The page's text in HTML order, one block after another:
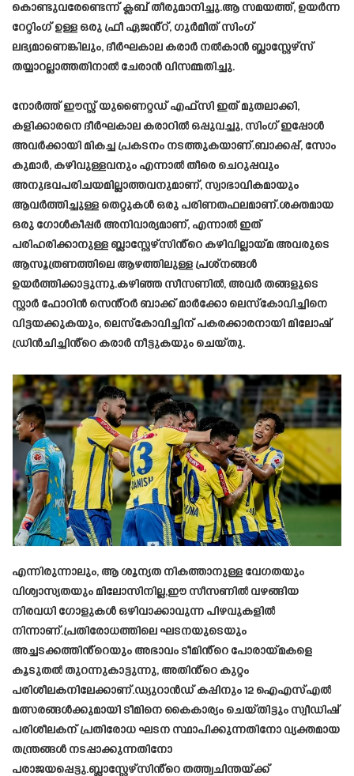
കൊണ്ടുവരേണ്ടെന്ന് ക്ലബ് തീരുമാനിച്ചു.ആ സമയത്ത്, ഉയർന്ന
റേറ്റിംഗ് ഉള്ള ഒരു ഫ്രീ ഏജൻ്റ്, ഗുർമീത് സിംഗ്
ലഭ്യമാണെങ്കിലും, ദീർഘകാല കരാർ നൽകാൻ ബ്ലാസ്റ്റേഴ്സ്
തയ്യാറല്ലാത്തതിനാൽ ചേരാൻ വിസമ്മതിച്ചു.
നോർത്ത് ഈസ്റ്റ് യുണൈറ്റഡ് എഫ്‌സി ഇത് മുതലാക്കി,
കളിക്കാരനെ ദീർഘകാല കരാറിൽ ഒപ്പുവച്ചു, സിംഗ് ഇപ്പോൾ
അവർക്കായി മികച്ച പ്രകടനം നടത്തുകയാണ്.ബാക്കപ്പ്, സോം
കുമാർ, കഴിവുള്ളവനും എന്നാൽ തീരെ ചെറുപ്പവും
അനുഭവപരിചയമില്ലാത്തവനുമാണ്, സ്വാഭാവികമായും
ആവർത്തിച്ചുള്ള തെറ്റുകൾ ഒരു പരിണതഫലമാണ്.ശക്തമായ
ഒരു ഗോൾകീപ്പർ അനിവാര്യമാണ്, എന്നാൽ ഇത്
പരിഹരിക്കാനുള്ള ബ്ലാസ്റ്റേഴ്സിൻ്റെ കഴിവില്ലായ്മ അവരുടെ
ആസൂത്രണത്തിലെ ആഴത്തിലുള്ള പ്രശ്നങ്ങൾ
ഉയർത്തിക്കാട്ടുന്നു.കഴിഞ്ഞ സീസണിൽ, അവർ തങ്ങളുടെ
സ്റ്റാർ ഫോറിൻ സെൻ്റർ ബാക്ക് മാർക്കോ ലെസ്‌കോവിച്ചിനെ
വിട്ടയക്കുകയും, ലെസ്‌കോവിച്ചിന് പകരക്കാരനായി മിലോഷ്
ഡ്രിൻചിച്ചിൻ്റെ കരാർ നീട്ടുകയും ചെയ്തു.
എന്നിരുന്നാലും, ആ ശൂന്യത നികത്താനുള്ള വേഗതയും
വിശ്വാസ്യതയും മിലോസിനില്ല,ഈ സീസണിൽ വഴങ്ങിയ
നിരവധി ഗോളുകൾ ഒഴിവാക്കാവുന്ന പിഴവുകളിൽ
നിന്നാണ്.പ്രതിരോധത്തിലെ ഘടനയുടെയും
അച്ചടക്കത്തിൻ്റെയും അഭാവം ടീമിൻ്റെ പോരായ്മകളെ
കൂടുതൽ തുറന്നുകാട്ടുന്നു, അതിൻ്റെ കുറ്റം
പരിശീലകനിലേക്കാണ്.ഡ്യുറാൻഡ് കപ്പിനും 12 ഐഎസ്എൽ
മത്സരങ്ങൾക്കുമായി ടീമിനെ കൈകാര്യം ചെയ്തിട്ടും സ്വീഡിഷ്
പരിശീലകന് പ്രതിരോധ ഘടന സ്ഥാപിക്കുന്നതിനോ വ്യക്തമായ
തന്ത്രങ്ങൾ നടപ്പാക്കുന്നതിനോ
പരാജയപ്പെട്ടു.ബ്ലാസ്റ്റേഴ്സിൻ്റെ തത്ത്വചിന്തയ്ക്ക്